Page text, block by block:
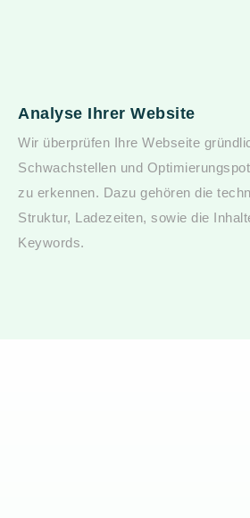
Analyse Ihrer Website
Wir überprüfen Ihre Webseite
Schwachstellen und
zu erkennen. Dazu gehören die
Struktur, Ladezeiten, sowie die
Keywords.